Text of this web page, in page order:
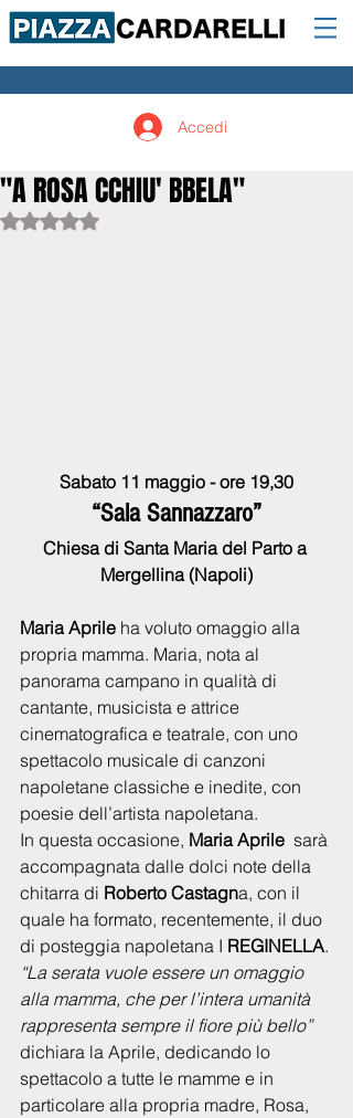
Accedi
"A ROSA CCHIU' BBELA"
Valutazione NaN stelle su 5.
Sabato 11 maggio - ore 19,30
“Sala Sannazzaro”
Chiesa di Santa Maria del Parto a
Mergellina (Napoli)
Maria Aprile ha voluto omaggio alla
propria mamma. Maria, nota al
panorama campano in qualità di
cantante, musicista e attrice
cinematografica e teatrale, con uno
spettacolo musicale di canzoni
napoletane classiche e inedite, con
poesie dell’artista napoletana.
In questa occasione, Maria Aprile sarà
accompagnata dalle dolci note della
chitarra di Roberto Castagna, con il
quale ha formato, recentemente, il duo
di posteggia napoletana I REGINELLA.
“La serata vuole essere un omaggio
alla mamma, che per l’intera umanità
rappresenta sempre il fiore più bello”
dichiara la Aprile, dedicando lo
spettacolo a tutte le mamme e in
particolare alla propria madre, Rosa,